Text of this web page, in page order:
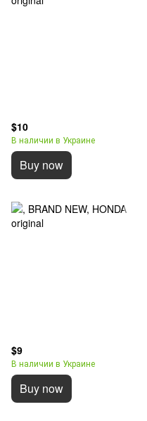
$10
В наличии в Украине
Buy now
$9
В наличии в Украине
Buy now